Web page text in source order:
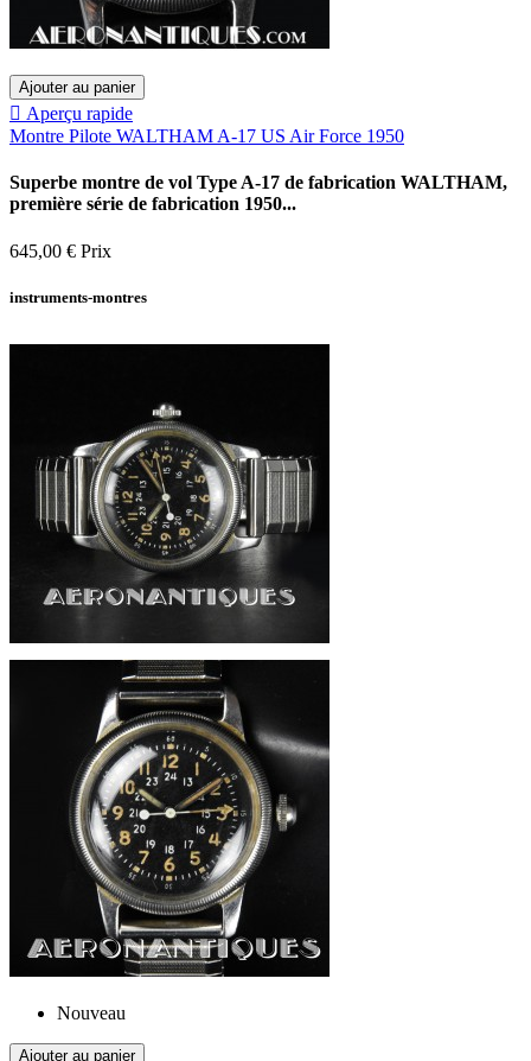
Ajouter au panier
 Aperçu rapide
Montre Pilote WALTHAM A-17 US Air Force 1950
Superbe montre de vol Type A-17 de fabrication WALTHAM,
première série de fabrication 1950...
645,00 € Prix
instruments-montres
Nouveau
Ajouter au panier